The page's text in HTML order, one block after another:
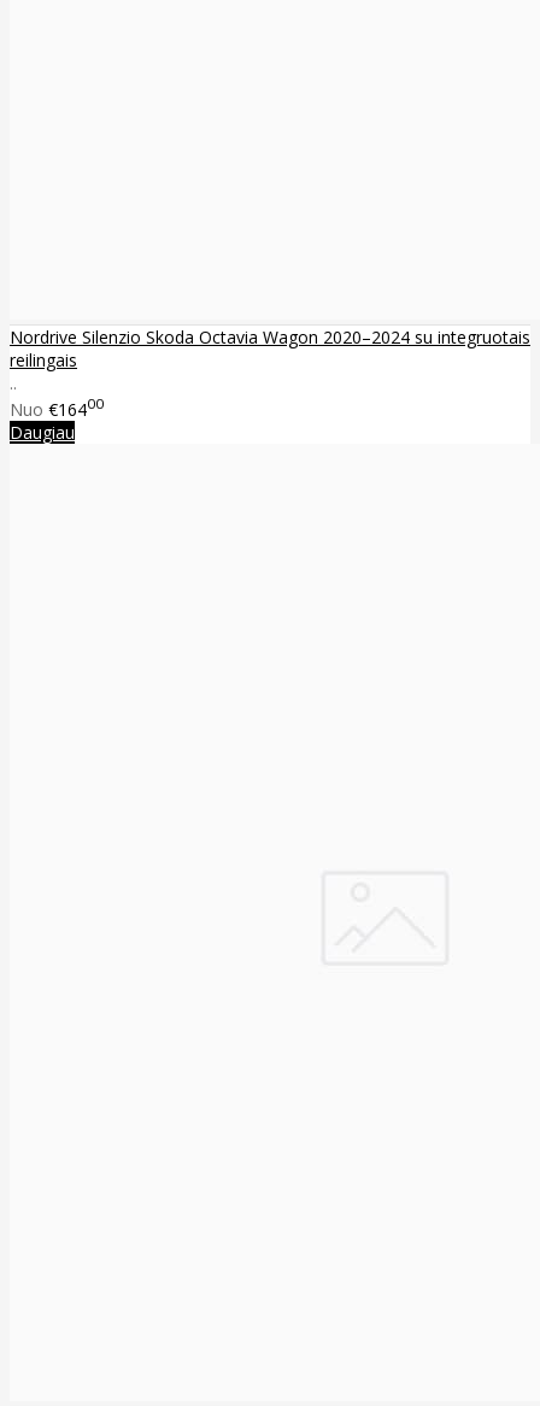
Nordrive Silenzio Skoda Octavia Wagon 2020–2024 su integruotais
reilingais
..
Nuo €16400
Daugiau